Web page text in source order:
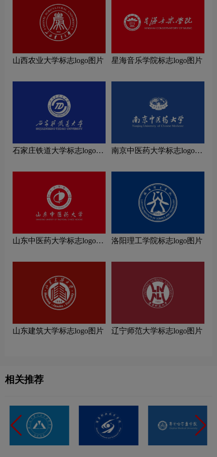
山西农业大学标志logo图片 星海音乐学院标志logo图片
石家庄铁道大学标志logo图
南京中医药大学标志logo图
山东中医药大学标志logo图
洛阳理工学院标志logo图片
山东建筑大学标志logo图片 辽宁师范大学标志logo图片
相关推荐